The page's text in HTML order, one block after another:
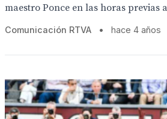
maestro Ponce en las horas previas
Comunicación RTVA • hace 4 años